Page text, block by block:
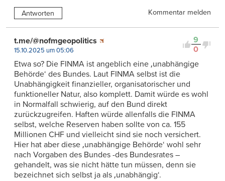
Antworten Kommentar melden
9
0
t.me/@nofmgeopolitics
15.10.2025 um 05:06
Etwa so? Die FINMA ist angeblich eine ‚unabhängige
Behörde‘ des Bundes. Laut FINMA selbst ist die
Unabhängigkeit finanzieller, organisatorischer und
funktioneller Natur, also komplett. Damit würde es wohl
in Normalfall schwierig, auf den Bund direkt
zurückzugreifen. Haften würde allenfalls die FINMA
selbst, welche Reserven haben sollte von ca. 155
Millionen CHF und vielleicht sind sie noch versichert.
Hier hat aber diese ‚unabhängige Behörde‘ wohl sehr
nach Vorgaben des Bundes -des Bundesrates –
gehandelt, was sie nicht hätte tun müssen, denn sie
bezeichnet sich selbst ja als ‚unabhängig‘.